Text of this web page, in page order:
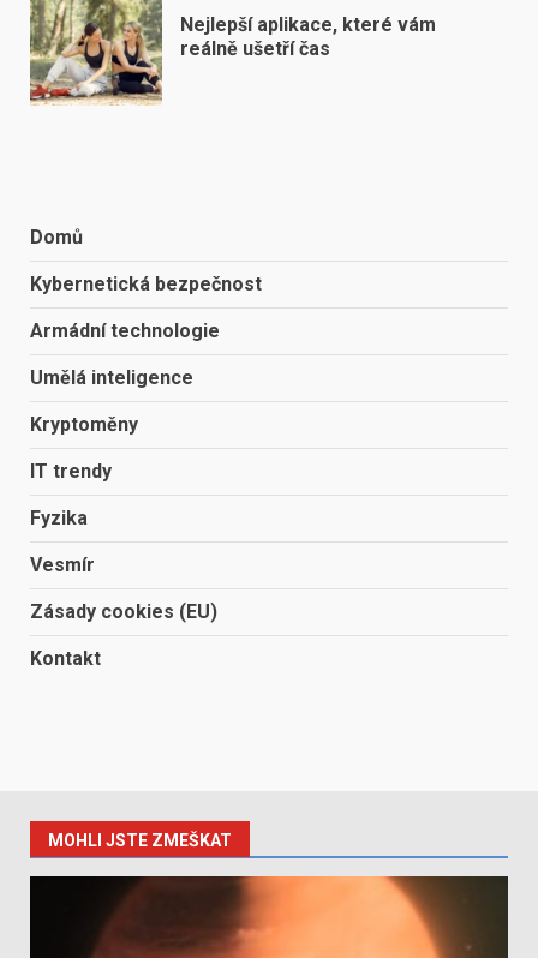
Nejlepší aplikace, které vám
reálně ušetří čas
Domů
Kybernetická bezpečnost
Armádní technologie
Umělá inteligence
Kryptoměny
IT trendy
Fyzika
Vesmír
Zásady cookies (EU)
Kontakt
MOHLI JSTE ZMEŠKAT